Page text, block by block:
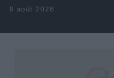
Aller au contenu
9 août 2026